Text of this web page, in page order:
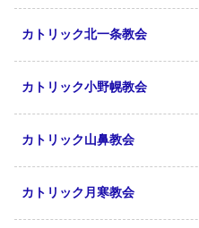
カトリック北一条教会
カトリック小野幌教会
カトリック山鼻教会
カトリック月寒教会